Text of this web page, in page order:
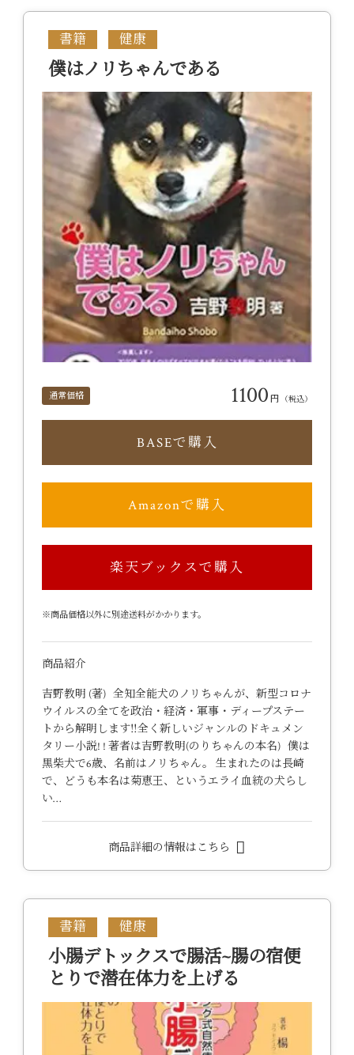
書籍 健康
僕はノリちゃんである
通常価格 1100 円 （税込）
BASEで購入
Amazonで購入
楽天ブックスで購入
※商品価格以外に別途送料がかかります。
商品紹介
吉野教明 (著) 全知全能犬のノリちゃんが、新型コロナ
ウイルスの全てを政治・経済・軍事・ディープステー
トから解明します‼全く新しいジャンルのドキュメン
タリー小説! ! 著者は吉野教明(のりちゃんの本名) 僕は
黒柴犬で6歳、名前はノリちゃん。 生まれたのは長崎
で、どうも本名は菊恵王、というエライ血統の犬らし
い…
商品詳細の情報はこちら
書籍 健康
小腸デトックスで腸活~腸の宿便
とりで潜在体力を上げる